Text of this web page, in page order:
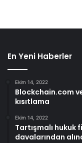
En Yeni Haberler
Ekim 14, 2022
Blockchain.com
kısıtlama
Ekim 14, 2022
Tartışmalı hukuk
davalarından